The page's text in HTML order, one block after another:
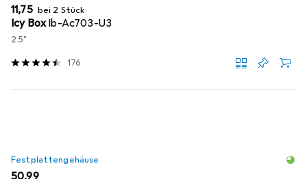
EUR
11,75 bei 2 Stück
Icy BoxIb-Ac703-U3
2.5"
176
Festplattengehäuse